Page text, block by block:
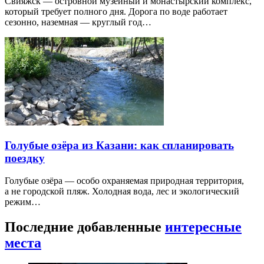
который требует полного дня. Дорога по воде работает
сезонно, наземная — круглый год…
Голубые озёра из Казани: как спланировать
поездку
Голубые озёра — особо охраняемая природная территория,
а не городской пляж. Холодная вода, лес и экологический
режим…
Последние добавленные интересные
места